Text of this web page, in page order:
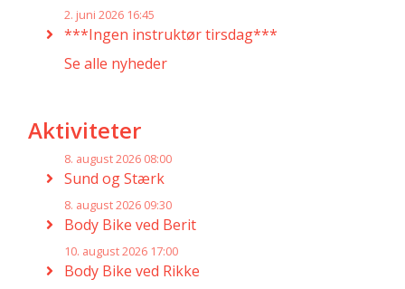
2. juni 2026 16:45
***Ingen instruktør tirsdag***
Se alle nyheder
Aktiviteter
8. august 2026 08:00
Sund og Stærk
8. august 2026 09:30
Body Bike ved Berit
10. august 2026 17:00
Body Bike ved Rikke